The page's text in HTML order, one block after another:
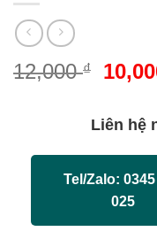
12,000₫
Giá
là:
Liên hệ
Tel/Zalo:
025